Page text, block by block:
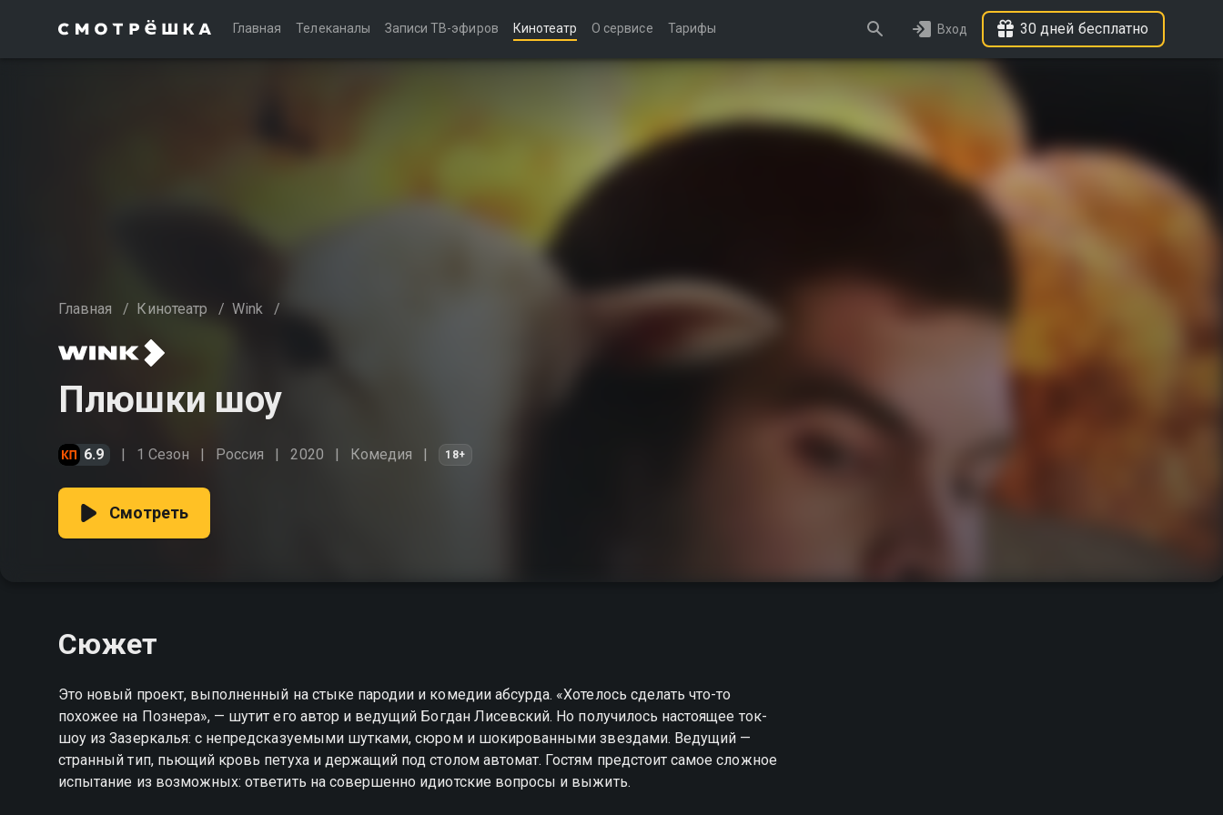
Главная Телеканалы Записи ТВ-эфиров Кинотеатр О сервисе Тарифы Вход 30 дней бесплатно
Главная / Кинотеатр / Wink /
Плюшки шоу
6.9 1 Сезон Россия 2020 Комедия 18+
Смотреть
Сюжет
Это новый проект, выполненный на стыке пародии и комедии абсурда. «Хотелось сделать что-то
похожее на Познера», — шутит его автор и ведущий Богдан Лисевский. Но получилось настоящее ток-
шоу из Зазеркалья: с непредсказуемыми шутками, сюром и шокированными звездами. Ведущий —
странный тип, пьющий кровь петуха и держащий под столом автомат. Гостям предстоит самое сложное
испытание из возможных: ответить на совершенно идиотские вопросы и выжить.